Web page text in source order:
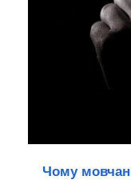
Чому